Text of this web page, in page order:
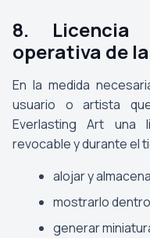
8.
operativa de
En la medida
usuario o artista
Everlasting Art una
revocable y durante el
alojar y
mostrarlo
generar